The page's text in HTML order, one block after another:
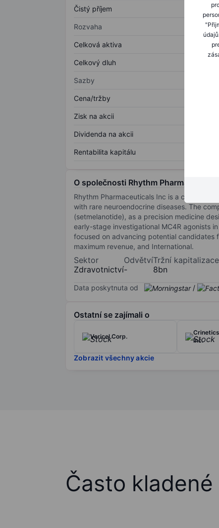
Čistý příjem
Rozvaha
Celková aktiva
Celkový dluh
Sazby
Cena/tržby
Zisk na akcii
Dividenda na akcii
Rentabilita kapitálu
O společnosti Rhythm
Rhythm Pharmaceuticals Inc is a
with rare neuroendocrine diseases. The
(setmelanotide), as a precision medicine
early-stage investigational MC4R agonists
focused on advancing potential candidates
maximum revenue, and International.
Sektor
Zdravotnictví
Odvětví
-
Tržní kapitalizace
8bn
Data poskytnuta od /
Ostatní se zajímali o
Vericel Corp.
Inc.
Zobrazit všechny akcie
Často